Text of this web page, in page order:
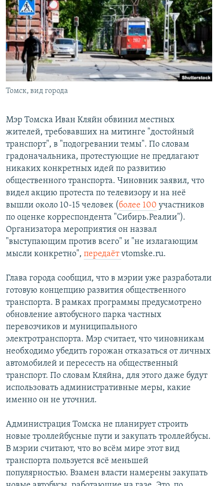
РАСПИСАНИЕ ВЕЩАНИЯ
ПОДПИШИТЕСЬ НА РАССЫЛКУ
СОЦИАЛЬНЫЕ СЕТИ
Все сайты РСЕ/РС
Томск, вид города
Мэр Томска Иван Кляйн обвинил местных
жителей, требовавших на митинге "достойный
транспорт", в "подогревании темы". По словам
градоначальника, протестующие не предлагают
никаких конкретных идей по развитию
общественного транспорта. Чиновник заявил, что
видел акцию протеста по телевизору и на неё
вышли около 10-15 человек (более 100 участников
по оценке корреспондента "Сибирь.Реалии").
Организатора мероприятия он назвал
"выступающим против всего" и "не излагающим
мысли конкретно", передаётvtomske.ru.
Глава города сообщил, что в мэрии уже разработали
готовую концепцию развития общественного
транспорта. В рамках программы предусмотрено
обновление автобусного парка частных
перевозчиков и муниципального
электротранспорта. Мэр считает, что чиновникам
необходимо убедить горожан отказаться от личных
автомобилей и пересесть на общественный
транспорт. По словам Кляйна, для этого даже будут
использовать административные меры, какие
именно он не уточнил.
Администрация Томска не планирует строить
новые троллейбусные пути и закупать троллейбусы.
В мэрии считают, что во всём мире этот вид
транспорта пользуется всё меньшей
популярностью. Взамен власти намерены закупать